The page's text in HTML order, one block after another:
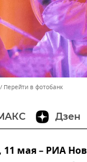
Перейти в фотобанк
Дзен
мая – РИА